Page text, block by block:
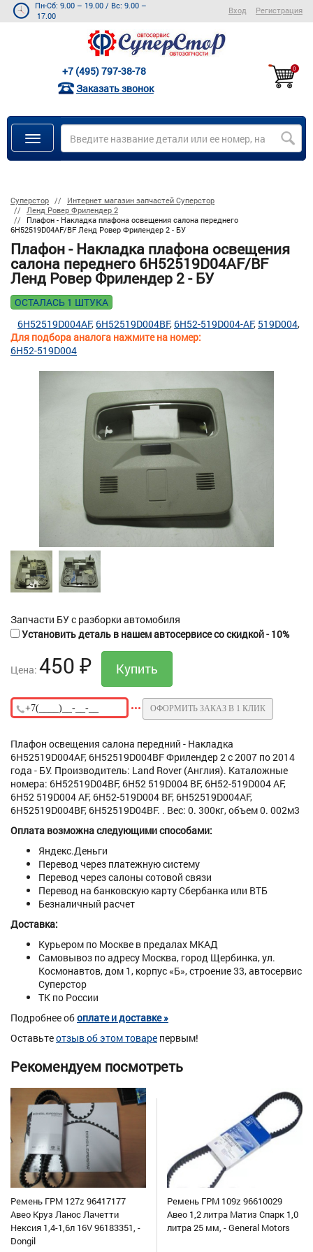
Пн-Сб: 9.00 – 19.00 / Вс: 9.00 –
17.00
Вход Регистрация
+7 (495) 797-38-78
Заказать звонок
0
Суперстор
Интернет магазин запчастей Суперстор
Ленд Ровер Фрилендер 2
Плафон - Накладка плафона освещения салона переднего
6H52519D04AF/BF Ленд Ровер Фрилендер 2 - БУ
Плафон - Накладка плафона освещения
салона переднего 6H52519D04AF/BF
Ленд Ровер Фрилендер 2 - БУ
ОСТАЛАСЬ 1 ШТУКА
Для подбора аналога нажмите на номер:
6H52519D004AF 6H52519D004BF 6H52-519D004-AF 519D004
6H52-519D004
Запчасти БУ с разборки автомобиля
Установить деталь в нашем автосервисе со скидкой - 10%
Цена: 450 ₽
ОФОРМИТЬ ЗАКАЗ В 1 КЛИК
Плафон освещения салона передний - Накладка
6H52519D004AF, 6H52519D004BF Фрилендер 2 с 2007 по 2014
года - БУ. Производитель: Land Rover (Англия). Каталожные
номера: 6H52519D04BF, 6H52 519D004 BF, 6H52-519D004 AF,
6H52 519D004 AF, 6H52-519D004 BF, 6H52519D004AF,
6H52519D004BF, 6H52519D04BF. . Вес: 0. 300кг, объем 0. 002м3
Оплата возможна следующими способами:
Яндекс.Деньги
Перевод через платежную систему
Перевод через салоны сотовой связи
Перевод на банковскую карту Сбербанка или ВТБ
Безналичный расчет
Доставка:
Курьером по Москве в предалах МКАД
Самовывоз по адресу Москва, город Щербинка, ул.
Космонавтов, дом 1, корпус «Б», строение 33, автосервис
Суперстор
ТК по России
Подробнее обоплате и доставке »
Оставьтеотзыв об этом товаре первым!
Рекомендуем посмотреть
Ремень ГРМ 127z 96417177
Авео Круз Ланос Лачетти
Нексия 1,4-1,6л 16V 96183351, -
Dongil
Ремень ГРМ 109z 96610029
Авео 1,2 литра Матиз Спарк 1,0
литра 25 мм, - General Motors